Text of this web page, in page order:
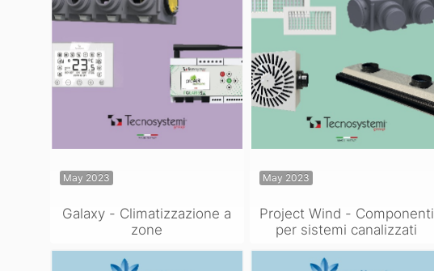
May 2023
Galaxy - Climatizzazione a
zone
May 2023
Project Wind - Componenti
per sistemi canalizzati